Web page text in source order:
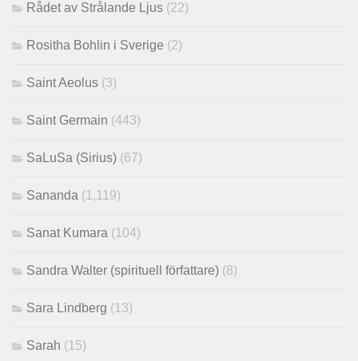
Rådet av Strålande Ljus (22)
Rositha Bohlin i Sverige (2)
Saint Aeolus (3)
Saint Germain (443)
SaLuSa (Sirius) (67)
Sananda (1,119)
Sanat Kumara (104)
Sandra Walter (spirituell författare) (8)
Sara Lindberg (13)
Sarah (15)